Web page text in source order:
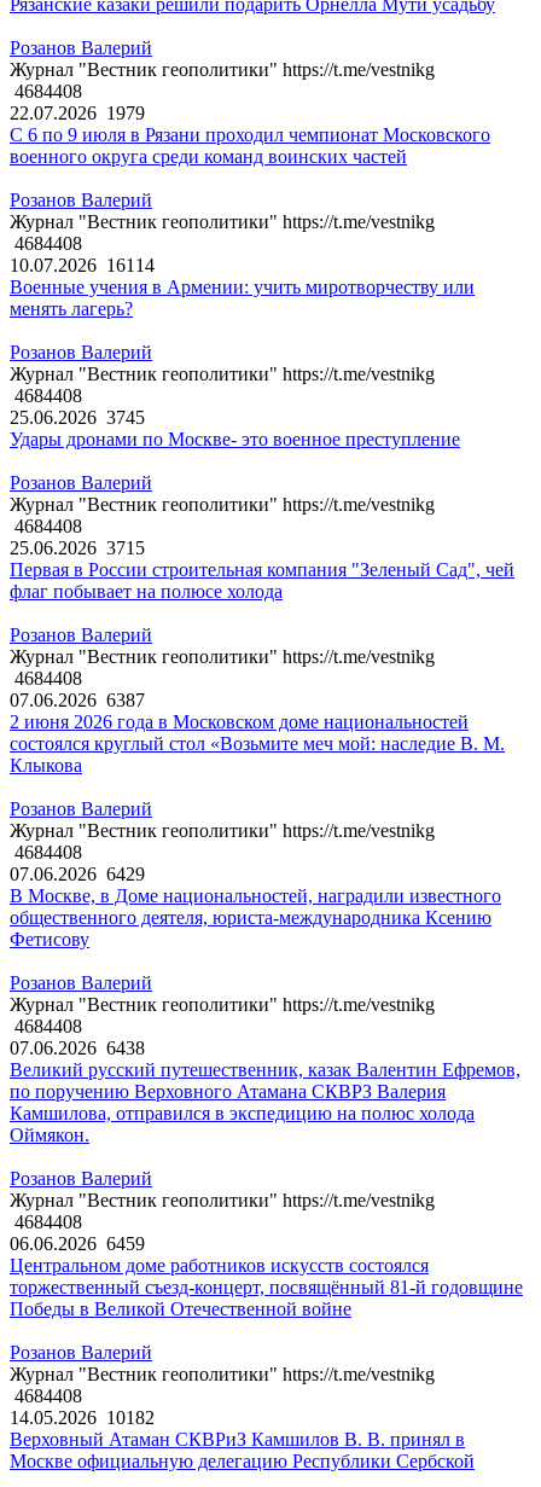
Рязанские казаки решили подарить Орнелла Мути усадьбу
Розанов Валерий
Журнал "Вестник геополитики" https://t.me/vestnikg
4684408
22.07.2026 1979
С 6 по 9 июля в Рязани проходил чемпионат Московского
военного округа среди команд воинских частей
Розанов Валерий
Журнал "Вестник геополитики" https://t.me/vestnikg
4684408
10.07.2026 16114
Военные учения в Армении: учить миротворчеству или
менять лагерь?
Розанов Валерий
Журнал "Вестник геополитики" https://t.me/vestnikg
4684408
25.06.2026 3745
Удары дронами по Москве- это военное преступление
Розанов Валерий
Журнал "Вестник геополитики" https://t.me/vestnikg
4684408
25.06.2026 3715
Первая в России строительная компания "Зеленый Сад", чей
флаг побывает на полюсе холода
Розанов Валерий
Журнал "Вестник геополитики" https://t.me/vestnikg
4684408
07.06.2026 6387
2 июня 2026 года в Московском доме национальностей
состоялся круглый стол «Возьмите меч мой: наследие В. М.
Клыкова
Розанов Валерий
Журнал "Вестник геополитики" https://t.me/vestnikg
4684408
07.06.2026 6429
В Москве, в Доме национальностей, наградили известного
общественного деятеля, юриста-международника Ксению
Фетисову
Розанов Валерий
Журнал "Вестник геополитики" https://t.me/vestnikg
4684408
07.06.2026 6438
Великий русский путешественник, казак Валентин Ефремов,
по поручению Верховного Атамана СКВРЗ Валерия
Камшилова, отправился в экспедицию на полюс холода
Оймякон.
Розанов Валерий
Журнал "Вестник геополитики" https://t.me/vestnikg
4684408
06.06.2026 6459
Центральном доме работников искусств состоялся
торжественный съезд-концерт, посвящённый 81-й годовщине
Победы в Великой Отечественной войне
Розанов Валерий
Журнал "Вестник геополитики" https://t.me/vestnikg
4684408
14.05.2026 10182
Верховный Атаман СКВРиЗ Камшилов В. В. принял в
Москве официальную делегацию Республики Сербской